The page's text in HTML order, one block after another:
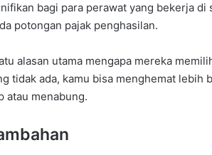
bagi para perawat yang bekerja di
potongan pajak penghasilan.
alasan utama mengapa mereka
tidak ada, kamu bisa menghemat lebih
atau menabung.